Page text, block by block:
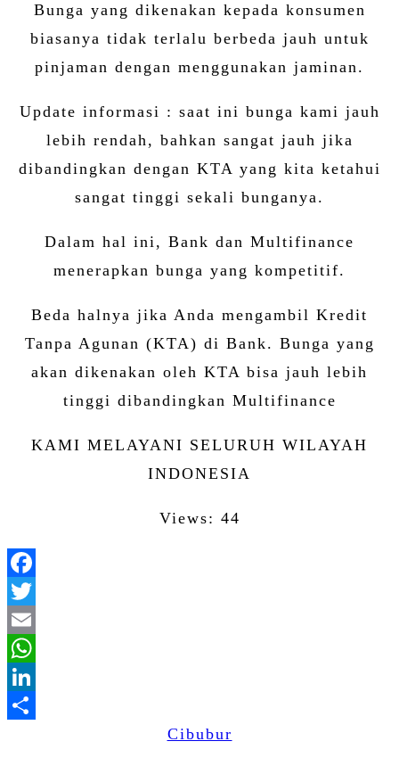
Bunga yang dikenakan kepada konsumen
biasanya tidak terlalu berbeda jauh untuk
pinjaman dengan menggunakan jaminan.
Update informasi : saat ini bunga kami jauh
lebih rendah, bahkan sangat jauh jika
dibandingkan dengan KTA yang kita ketahui
sangat tinggi sekali bunganya.
Dalam hal ini, Bank dan Multifinance
menerapkan bunga yang kompetitif.
Beda halnya jika Anda mengambil Kredit
Tanpa Agunan (KTA) di Bank. Bunga yang
akan dikenakan oleh KTA bisa jauh lebih
tinggi dibandingkan Multifinance
KAMI MELAYANI SELURUH WILAYAH
INDONESIA
Views: 44
Share
Cibubur